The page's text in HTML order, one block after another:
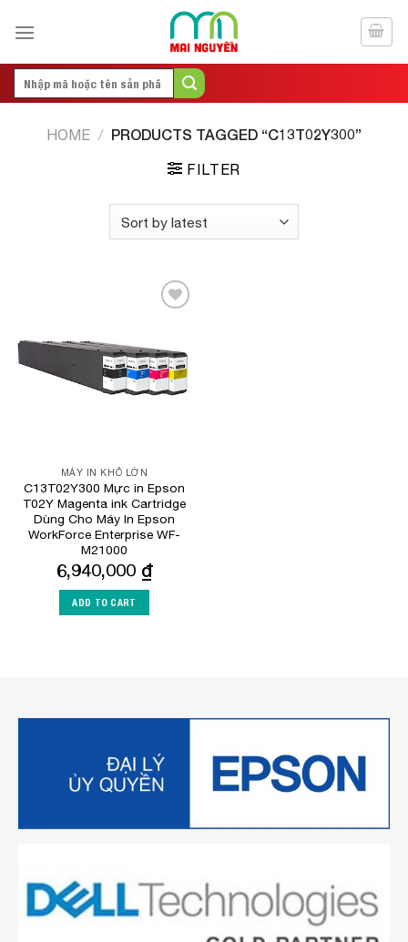
Search
HOME / PRODUCTS TAGGED “C13T02Y300”
FILTER
MÁY IN KHỔ LỚN
C13T02Y300 Mực in Epson
T02Y Magenta ink Cartridge
Dùng Cho Máy In Epson
WorkForce Enterprise WF-
M21000
6,940,000 ₫
ADD TO CART